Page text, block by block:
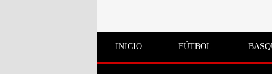
INICIO FÚTBOL